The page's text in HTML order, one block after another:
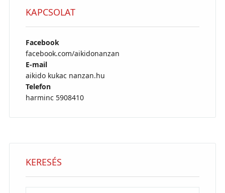
KAPCSOLAT
Facebook
facebook.com/aikidonanzan
E-mail
aikido kukac nanzan.hu
Telefon
harminc 5908410
KERESÉS